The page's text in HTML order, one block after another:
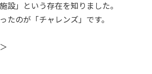
設」という存在を知りました。
たのが「チャレンズ」です。